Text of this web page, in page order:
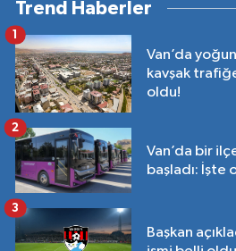
Trend Haberler
Van’da
kavşak
oldu!
1
Van’da bir
başladı: İşte
2
Başkan
3